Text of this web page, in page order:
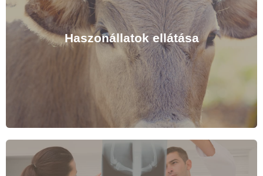
Kötelező és szabadon választható oltások egyedre
szabott terv alapján, kis-és nagyállatoknak egyaránt.
Védd meg kedvenceidet és haszonállataidat az őket
fenyegető betegségektől pár gyors szúrással.
Haszonállatok ellátása
Minden állat számít